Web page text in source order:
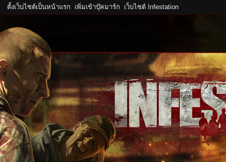
ตั้งเว็บไซต์เป็นหน้าแรก เพิ่มเข้าบุ๊คมาร์ก เว็บไซต์ Infestation